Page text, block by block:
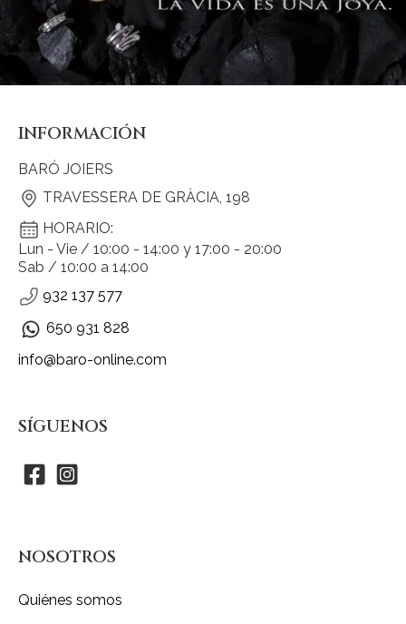
INFORMACIÓN
BARÓ JOIERS
TRAVESSERA DE GRÀCIA, 198
HORARIO:
Lun - Vie / 10:00 - 14:00 y 17:00 - 20:00
Sab / 10:00 a 14:00
932 137 577
650 931 828
info@baro-online.com
SÍGUENOS
NOSOTROS
Quiénes somos